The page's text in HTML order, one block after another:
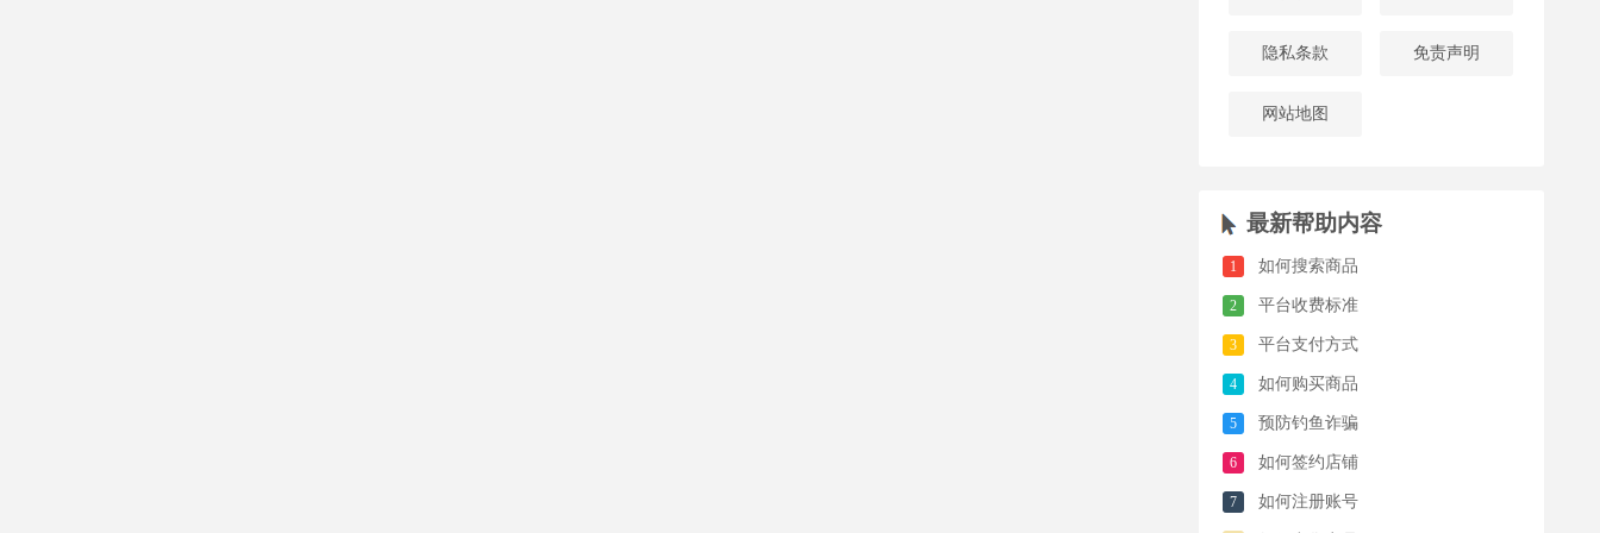
隐私条款 免责声明
网站地图
最新帮助内容
1 如何搜索商品
2 平台收费标准
3 平台支付方式
4 如何购买商品
5 预防钓鱼诈骗
6 如何签约店铺
7 如何注册账号